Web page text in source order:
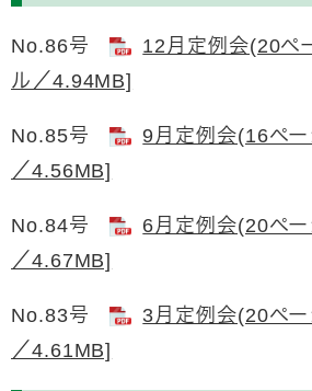
No.86号
12月定例会(20ペ
ル／4.94MB]
No.85号
9月定例会(16ペ
／4.56MB]
No.84号
6月定例会(20ペ
／4.67MB]
No.83号
3月定例会(20ペ
／4.61MB]